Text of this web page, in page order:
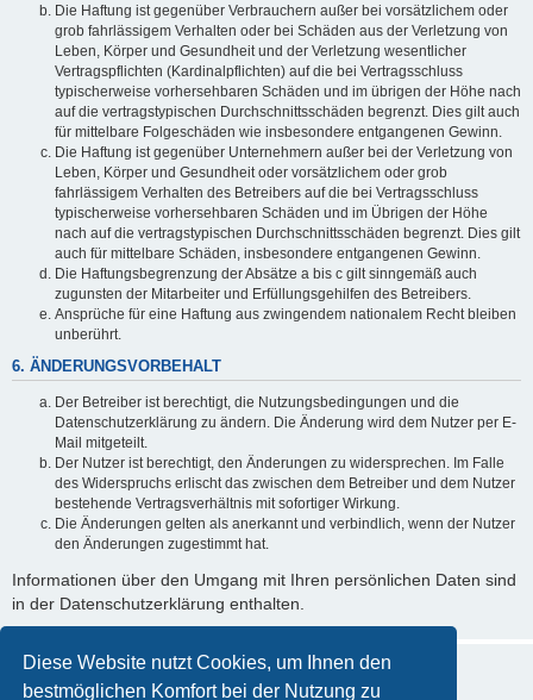
Diese Website nutzt Cookies, um Ihnen den
bestmöglichen Komfort bei der Nutzung zu
Die Haftung ist gegenüber Verbrauchern außer bei vorsätzlichem oder
grob fahrlässigem Verhalten oder bei Schäden aus der Verletzung von
Leben, Körper und Gesundheit und der Verletzung wesentlicher
Vertragspflichten (Kardinalpflichten) auf die bei Vertragsschluss
typischerweise vorhersehbaren Schäden und im übrigen der Höhe nach
auf die vertragstypischen Durchschnittsschäden begrenzt. Dies gilt auch
für mittelbare Folgeschäden wie insbesondere entgangenen Gewinn.
Die Haftung ist gegenüber Unternehmern außer bei der Verletzung von
Leben, Körper und Gesundheit oder vorsätzlichem oder grob
fahrlässigem Verhalten des Betreibers auf die bei Vertragsschluss
typischerweise vorhersehbaren Schäden und im Übrigen der Höhe
nach auf die vertragstypischen Durchschnittsschäden begrenzt. Dies gilt
auch für mittelbare Schäden, insbesondere entgangenen Gewinn.
Die Haftungsbegrenzung der Absätze a bis c gilt sinngemäß auch
zugunsten der Mitarbeiter und Erfüllungsgehilfen des Betreibers.
Ansprüche für eine Haftung aus zwingendem nationalem Recht bleiben
unberührt.
6. ÄNDERUNGSVORBEHALT
Der Betreiber ist berechtigt, die Nutzungsbedingungen und die
Datenschutzerklärung zu ändern. Die Änderung wird dem Nutzer per E-
Mail mitgeteilt.
Der Nutzer ist berechtigt, den Änderungen zu widersprechen. Im Falle
des Widerspruchs erlischt das zwischen dem Betreiber und dem Nutzer
bestehende Vertragsverhältnis mit sofortiger Wirkung.
Die Änderungen gelten als anerkannt und verbindlich, wenn der Nutzer
den Änderungen zugestimmt hat.
Informationen über den Umgang mit Ihren persönlichen Daten sind
in der Datenschutzerklärung enthalten.